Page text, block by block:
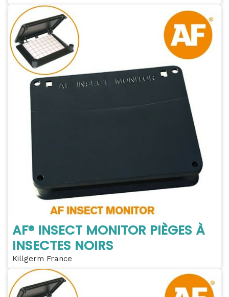
AF® INSECT MONITOR PIÈGES À
INSECTES NOIRS
Killgerm France